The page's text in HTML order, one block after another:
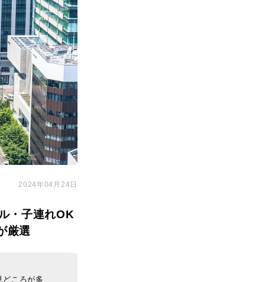
2024年04月24日
・子連れOK
厳選
どころが多